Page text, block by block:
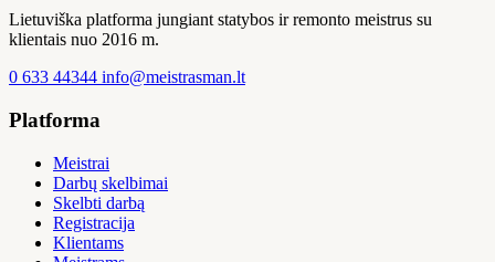
Lietuviška platforma jungiant statybos ir remonto meistrus su
klientais nuo 2016 m.
0 633 44344 info@meistrasman.lt
Platforma
Meistrai
Darbų skelbimai
Skelbti darbą
Registracija
Klientams